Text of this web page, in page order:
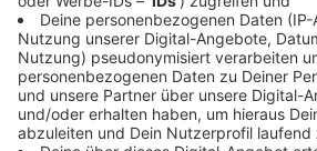
Gewerkschaft laut Mitteilung
haben.
Anzeige